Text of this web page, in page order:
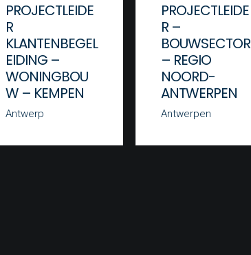
PROJECTLEIDE
R
KLANTENBEGEL
EIDING –
WONINGBOU
W – KEMPEN
Antwerp
PROJECTLEIDE
R –
BOUWSECTOR
– REGIO
NOORD-
ANTWERPEN
Antwerpen